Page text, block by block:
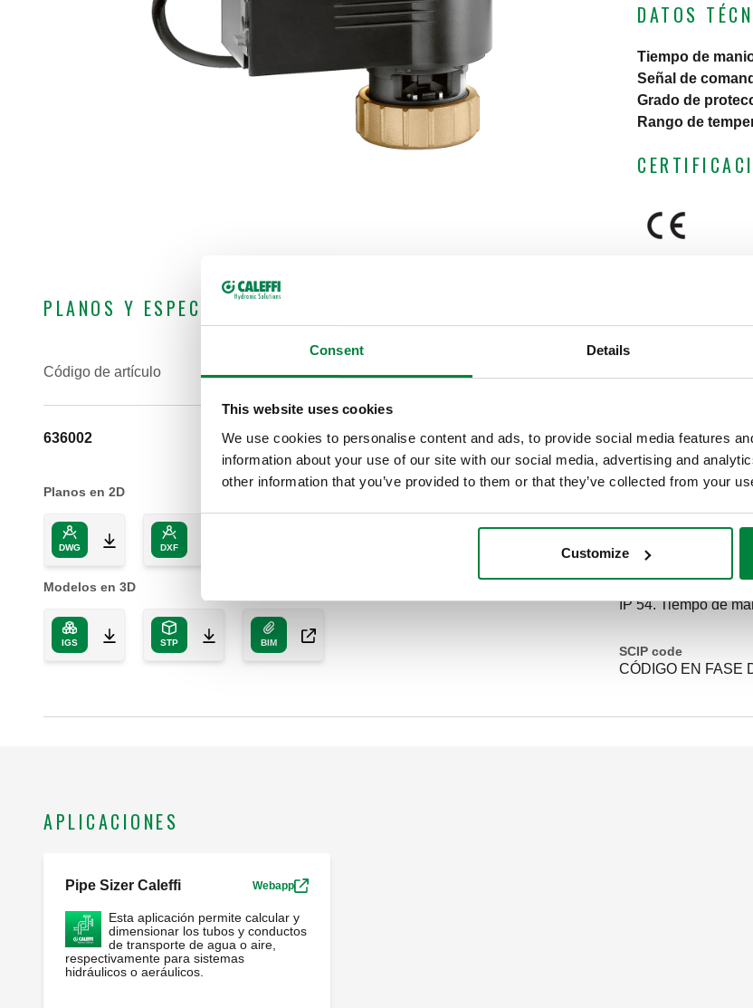
Consent Details
This website uses cookies
We use cookies to personalise content and ads, to provide social media features
information about your use of our site with our social media, advertising and
other information that you’ve provided to them or that they’ve collected from your
Customize
DATOS
Tiempo de
Señal de
Grado de
Rango de
PLANOS Y ESPECIFICACIONES
Código de artículo Nota
636002 Fuerza nominal 500 N
Planos en 2D
DWG DXF
Modelos en 3D
IGS STP BIM
Texto de licitación
CALEFFI, 636002.
con fuerza nominal
Alimentación: 230 V
IP 54. Tiempo de
SCIP code
CÓDIGO EN FASE
APLICACIONES
Pipe Sizer Caleffi Webapp
Esta aplicación permite calcular y
dimensionar los tubos y conductos
de transporte de agua o aire,
respectivamente para sistemas
hidráulicos o aeráulicos.